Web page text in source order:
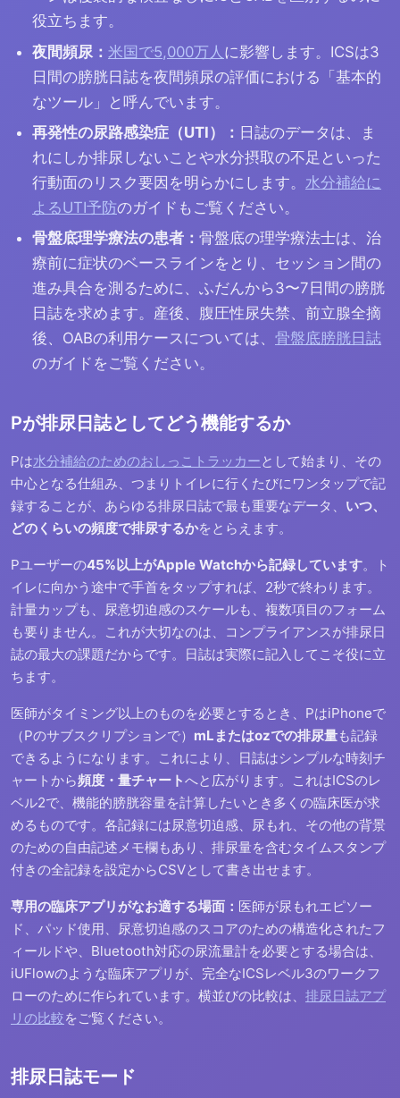
役立ちます。
夜間頻尿： 米国で5,000万人 に影響します。ICSは3
日間の膀胱日誌を夜間頻尿の評価における「基本的
なツール」と呼んでいます。
再発性の尿路感染症（UTI）： 日誌のデータは、ま
れにしか排尿しないことや水分摂取の不足といった
行動面のリスク要因を明らかにします。 水分補給に
よるUTI予防のガイドもご覧ください。
骨盤底理学療法の患者： 骨盤底の理学療法士は、治
療前に症状のベースラインをとり、セッション間の
進み具合を測るために、ふだんから3〜7日間の膀胱
日誌を求めます。産後、腹圧性尿失禁、前立腺全摘
後、OABの利用ケースについては、 骨盤底膀胱日誌
のガイドをご覧ください。
Pが排尿日誌としてどう機能するか
Pは水分補給のためのおしっこトラッカーとして始まり、その
中心となる仕組み、つまりトイレに行くたびにワンタップで記
録することが、あらゆる排尿日誌で最も重要なデータ、 いつ、
どのくらいの頻度で排尿するかをとらえます。
Pユーザーの45%以上がApple Watchから記録しています。ト
イレに向かう途中で手首をタップすれば、2秒で終わります。
計量カップも、尿意切迫感のスケールも、複数項目のフォーム
も要りません。これが大切なのは、コンプライアンスが排尿日
誌の最大の課題だからです。日誌は実際に記入してこそ役に立
ちます。
医師がタイミング以上のものを必要とするとき、PはiPhoneで
（Pのサブスクリプションで） mLまたはozでの排尿量も記録
できるようになります。これにより、日誌はシンプルな時刻チ
ャートから頻度・量チャートへと広がります。これはICSのレ
ベル2で、機能的膀胱容量を計算したいとき多くの臨床医が求
めるものです。各記録には尿意切迫感、尿もれ、その他の背景
のための自由記述メモ欄もあり、排尿量を含むタイムスタンプ
付きの全記録を設定からCSVとして書き出せます。
専用の臨床アプリがなお適する場面： 医師が尿もれエピソー
ド、パッド使用、尿意切迫感のスコアのための構造化されたフ
ィールドや、Bluetooth対応の尿流量計を必要とする場合は、
iUFlowのような臨床アプリが、完全なICSレベル3のワークフ
ローのために作られています。横並びの比較は、 排尿日誌アプ
リの比較をご覧ください。
排尿日誌モード